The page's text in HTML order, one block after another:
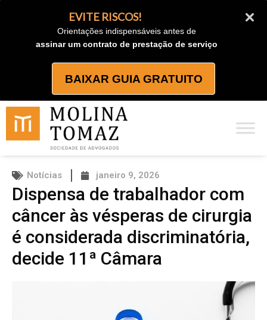
EVITE RISCOS!
Orientações indispensáveis antes de
assinar um contrato de prestação de serviço
BAIXAR GUIA GRATUITO
Notícias janeiro 9, 2026
Dispensa de trabalhador com
câncer às vésperas de cirurgia
é considerada discriminatória,
decide 11ª Câmara